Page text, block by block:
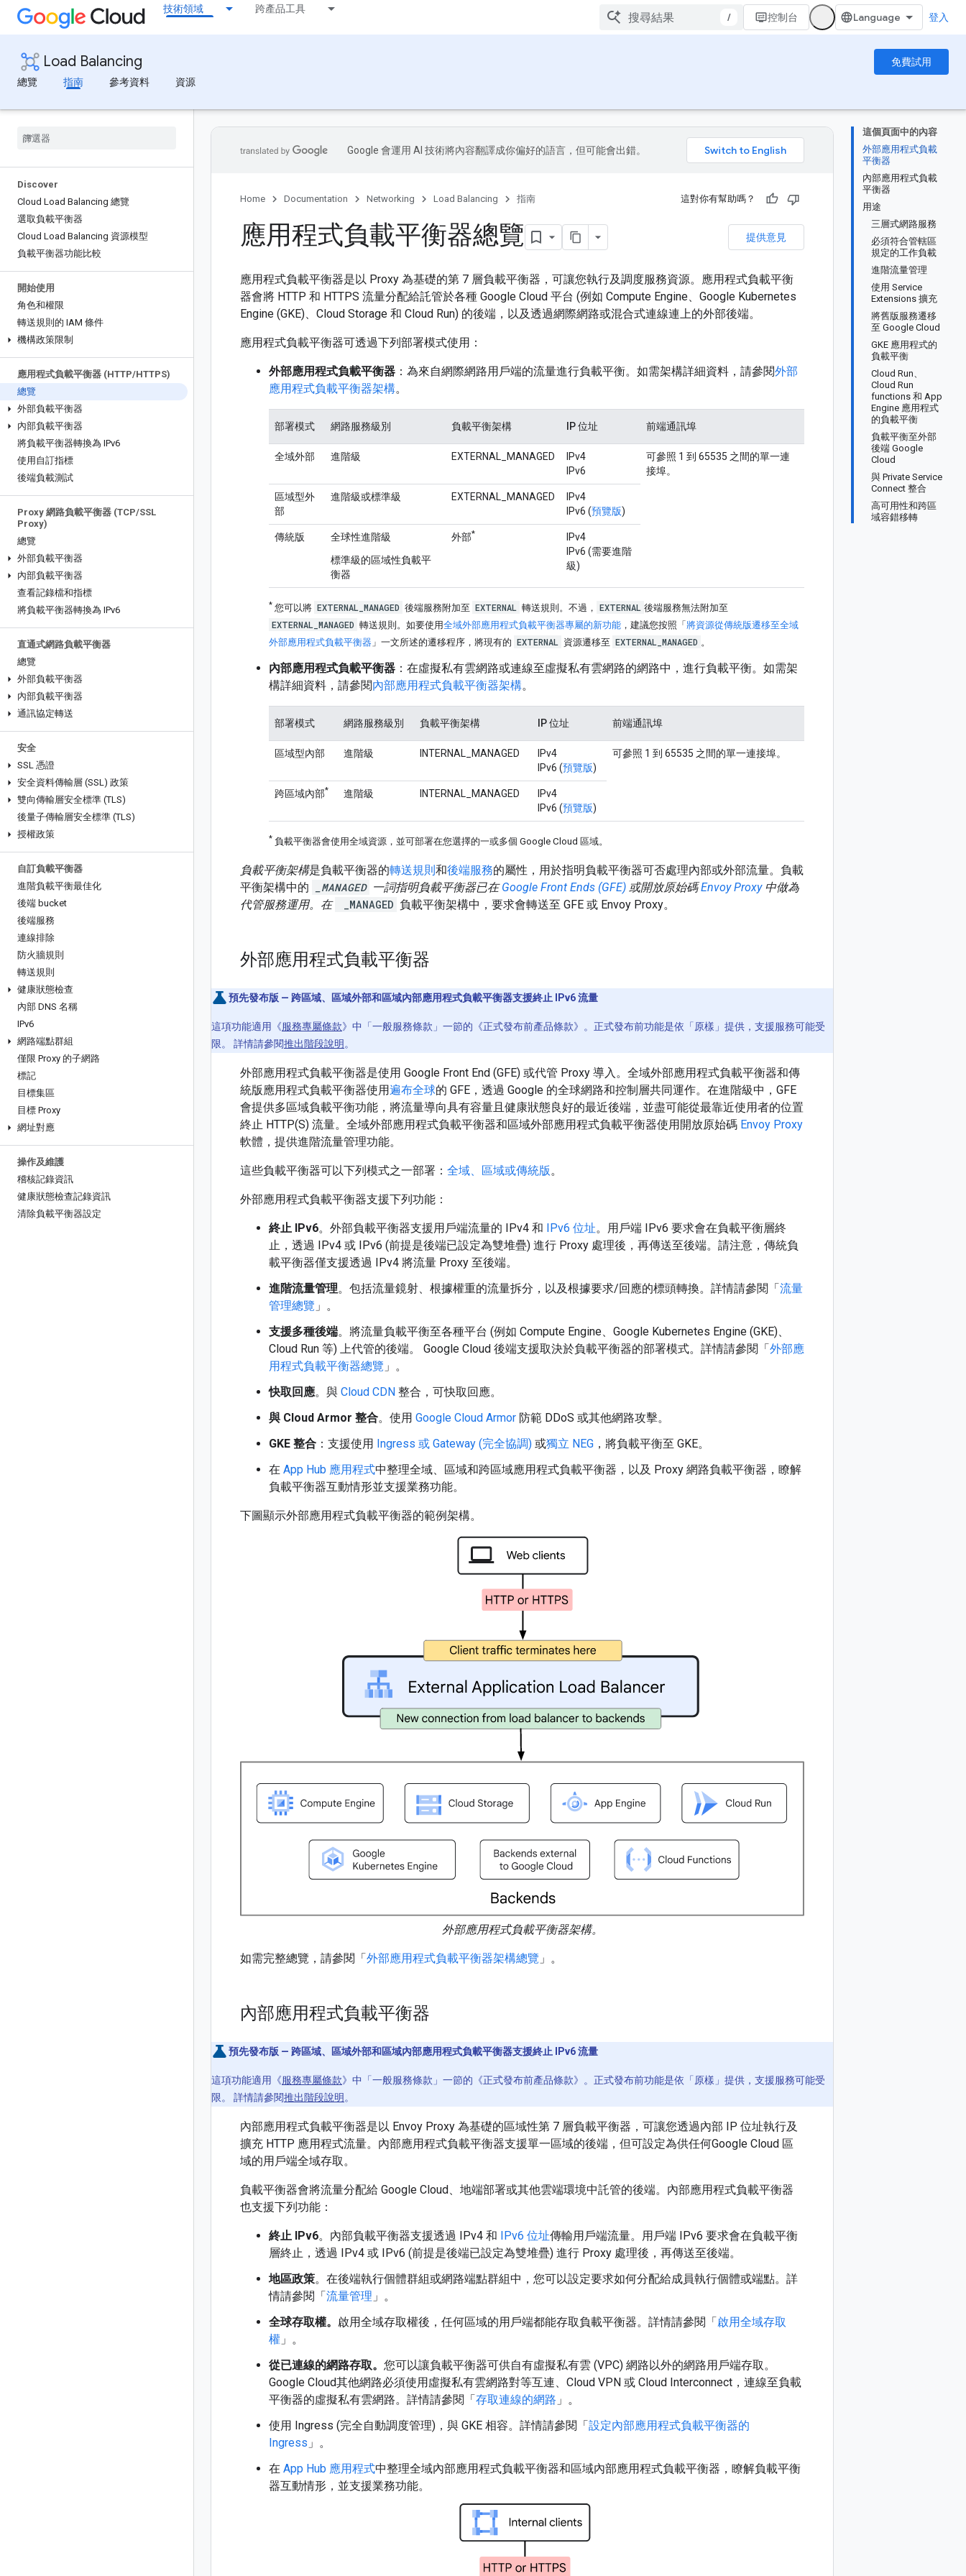
技術領域 跨產品工具
/ 控制台 登入
Load Balancing
免費試用
總覽
指南 參考資料 資源
Discover
Cloud Load Balancing 總覽
選取負載平衡器
Cloud Load Balancing 資源模型
負載平衡器功能比較
開始使用
角色和權限
轉送規則的 IAM 條件
機構政策限制
應用程式負載平衡器 (HTTP/HTTPS)
總覽
外部負載平衡器
內部負載平衡器
將負載平衡器轉換為 IPv6
使用自訂指標
後端負載測試
Proxy 網路負載平衡器 (TCP/SSL
Proxy)
總覽
外部負載平衡器
內部負載平衡器
查看記錄檔和指標
將負載平衡器轉換為 IPv6
直通式網路負載平衡器
總覽
外部負載平衡器
內部負載平衡器
通訊協定轉送
安全
SSL 憑證
安全資料傳輸層 (SSL) 政策
雙向傳輸層安全標準 (TLS)
後量子傳輸層安全標準 (TLS)
授權政策
自訂負載平衡器
進階負載平衡最佳化
後端 bucket
後端服務
連線排除
防火牆規則
轉送規則
健康狀態檢查
內部 DNS 名稱
IPv6
網路端點群組
僅限 Proxy 的子網路
標記
目標集區
目標 Proxy
網址對應
操作及維護
稽核記錄資訊
健康狀態檢查記錄資訊
清除負載平衡器設定
這個頁面中的內容
外部應用程式負載
平衡器
內部應用程式負載
平衡器
用途
三層式網路服務
必須符合管轄區
規定的工作負載
進階流量管理
使用 Service
Extensions 擴充
將舊版服務遷移
至 Google Cloud
GKE 應用程式的
負載平衡
Cloud Run、
Cloud Run
functions 和 App
Engine 應用程式
的負載平衡
負載平衡至外部
後端 Google
Cloud
與 Private Service
Connect 整合
高可用性和跨區
域容錯移轉
Google 會運用 AI 技術將內容翻譯成你偏好的語言，但可能會出錯。
Home Documentation Networking Load Balancing 指南 這對你有幫助嗎？
提供意見
應用程式負載平衡器總覽
應用程式負載平衡器是以 Proxy 為基礎的第 7 層負載平衡器，可讓您執行及調度服務資源。應用程式負載平衡
器會將 HTTP 和 HTTPS 流量分配給託管於各種 Google Cloud 平台 (例如 Compute Engine、Google Kubernetes
Engine (GKE)、Cloud Storage 和 Cloud Run) 的後端，以及透過網際網路或混合式連線連上的外部後端。
應用程式負載平衡器可透過下列部署模式使用：
外部應用程式負載平衡器 ：為來自網際網路用戶端的流量進行負載平衡。如需架構詳細資料，請參閱外部
應用程式負載平衡器架構。
部署模式 網路服務級別 負載平衡架構 IP 位址 前端通訊埠
全域外部 進階級 EXTERNAL_MANAGED
IPv4
IPv6
可參照 1 到 65535 之間的單一連
接埠。
區域型外
部
進階級或標準級 EXTERNAL_MANAGED
IPv4
IPv6 (預覽版)
傳統版
全球性進階級
標準級的區域性負載平
衡器
外部*
IPv4
IPv6 (需要進階
級)
* 您可以將 EXTERNAL_MANAGED 後端服務附加至 EXTERNAL 轉送規則。不過， EXTERNAL 後端服務無法附加至
EXTERNAL_MANAGED 轉送規則。如要使用全域外部應用程式負載平衡器專屬的新功能 ，建議您按照「 將資源從傳統版遷移至全域
外部應用程式負載平衡器 」一文所述的遷移程序，將現有的 EXTERNAL 資源遷移至 EXTERNAL_MANAGED 。
內部應用程式負載平衡器 ：在虛擬私有雲網路或連線至虛擬私有雲網路的網路中，進行負載平衡。如需架
構詳細資料，請參閱內部應用程式負載平衡器架構。
部署模式 網路服務級別 負載平衡架構 IP 位址 前端通訊埠
區域型內部 進階級 INTERNAL_MANAGED
IPv4
IPv6 (預覽版)
可參照 1 到 65535 之間的單一連接埠。
跨區域內部* 進階級 INTERNAL_MANAGED
IPv4
IPv6 (預覽版)
* 負載平衡器會使用全域資源，並可部署在您選擇的一或多個 Google Cloud 區域。
負載平衡架構是負載平衡器的轉送規則和後端服務的屬性，用於指明負載平衡器可否處理內部或外部流量。負載
平衡架構中的
_MANAGED 一詞指明負載平衡器已在Google Front Ends (GFE) 或開放原始碼Envoy Proxy中做為
代管服務運用。在
_MANAGED 負載平衡架構中，要求會轉送至 GFE 或 Envoy Proxy。
外部應用程式負載平衡器
預先發布版 — 跨區域、區域外部和區域內部應用程式負載平衡器支援終止 IPv6 流量
這項功能適用《服務專屬條款》中「一般服務條款」一節的《正式發布前產品條款》。正式發布前功能是依「原樣」提供，支援服務可能受
限。 詳情請參閱推出階段說明 。
外部應用程式負載平衡器是使用 Google Front End (GFE) 或代管 Proxy 導入。全域外部應用程式負載平衡器和傳
統版應用程式負載平衡器使用遍布全球的 GFE，透過 Google 的全球網路和控制層共同運作。在進階級中，GFE
會提供多區域負載平衡功能，將流量導向具有容量且健康狀態良好的最近後端，並盡可能從最靠近使用者的位置
終止 HTTP(S) 流量。全域外部應用程式負載平衡器和區域外部應用程式負載平衡器使用開放原始碼 Envoy Proxy
軟體，提供進階流量管理功能。
這些負載平衡器可以下列模式之一部署： 全域、區域或傳統版。
外部應用程式負載平衡器支援下列功能：
終止 IPv6。外部負載平衡器支援用戶端流量的 IPv4 和 IPv6 位址。用戶端 IPv6 要求會在負載平衡層終
止，透過 IPv4 或 IPv6 (前提是後端已設定為雙堆疊) 進行 Proxy 處理後，再傳送至後端。請注意，傳統負
載平衡器僅支援透過 IPv4 將流量 Proxy 至後端。
進階流量管理。包括流量鏡射、根據權重的流量拆分，以及根據要求/回應的標頭轉換。詳情請參閱「流量
管理總覽 」。
支援多種後端。將流量負載平衡至各種平台 (例如 Compute Engine、Google Kubernetes Engine (GKE)、
Cloud Run 等) 上代管的後端。 Google Cloud 後端支援取決於負載平衡器的部署模式。詳情請參閱「外部應
用程式負載平衡器總覽 」。
快取回應。與 Cloud CDN 整合，可快取回應。
與 Cloud Armor 整合。使用 Google Cloud Armor 防範 DDoS 或其他網路攻擊。
GKE 整合 ：支援使用 Ingress 或 Gateway (完全協調) 或獨立 NEG ，將負載平衡至 GKE。
在 App Hub 應用程式中整理全域、區域和跨區域應用程式負載平衡器，以及 Proxy 網路負載平衡器，瞭解
負載平衡器互動情形並支援業務功能。
下圖顯示外部應用程式負載平衡器的範例架構。
外部應用程式負載平衡器架構。
如需完整總覽，請參閱「 外部應用程式負載平衡器架構總覽 」。
內部應用程式負載平衡器
預先發布版 — 跨區域、區域外部和區域內部應用程式負載平衡器支援終止 IPv6 流量
這項功能適用《服務專屬條款》中「一般服務條款」一節的《正式發布前產品條款》。正式發布前功能是依「原樣」提供，支援服務可能受
限。 詳情請參閱推出階段說明。
內部應用程式負載平衡器是以 Envoy Proxy 為基礎的區域性第 7 層負載平衡器，可讓您透過內部 IP 位址執行及
擴充 HTTP 應用程式流量。內部應用程式負載平衡器支援單一區域的後端，但可設定為供任何Google Cloud 區
域的用戶端全域存取。
負載平衡器會將流量分配給 Google Cloud、地端部署或其他雲端環境中託管的後端。內部應用程式負載平衡器
也支援下列功能：
終止 IPv6。內部負載平衡器支援透過 IPv4 和 IPv6 位址傳輸用戶端流量。用戶端 IPv6 要求會在負載平衡
層終止，透過 IPv4 或 IPv6 (前提是後端已設定為雙堆疊) 進行 Proxy 處理後，再傳送至後端。
地區政策。在後端執行個體群組或網路端點群組中，您可以設定要求如何分配給成員執行個體或端點。詳
情請參閱「 流量管理 」。
全球存取權。 啟用全域存取權後，任何區域的用戶端都能存取負載平衡器。詳情請參閱「 啟用全域存取
權 」。
從已連線的網路存取。 您可以讓負載平衡器可供自有虛擬私有雲 (VPC) 網路以外的網路用戶端存取。
Google Cloud其他網路必須使用虛擬私有雲網路對等互連、Cloud VPN 或 Cloud Interconnect，連線至負載
平衡器的虛擬私有雲網路。詳情請參閱「 存取連線的網路 」。
使用 Ingress (完全自動調度管理)，與 GKE 相容。詳情請參閱「 設定內部應用程式負載平衡器的
Ingress 」。
在 App Hub 應用程式中整理全域內部應用程式負載平衡器和區域內部應用程式負載平衡器，瞭解負載平衡
器互動情形，並支援業務功能。